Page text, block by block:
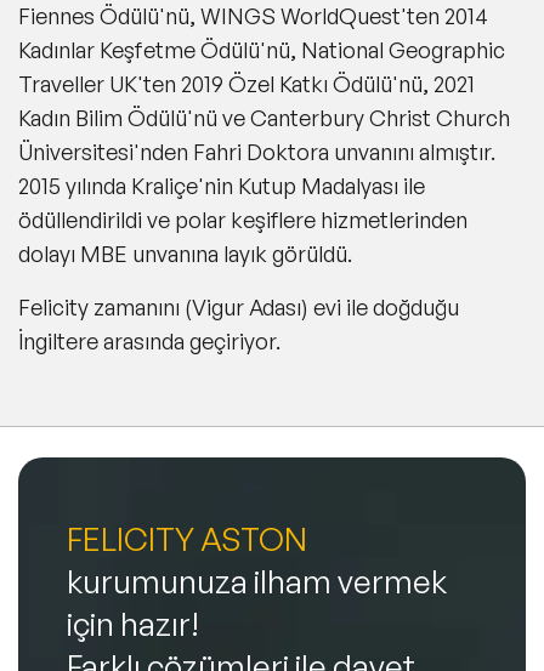
Fiennes Ödülü'nü, WINGS WorldQuest'ten 2014
Kadınlar Keşfetme Ödülü'nü, National Geographic
Traveller UK'ten 2019 Özel Katkı Ödülü'nü, 2021
Kadın Bilim Ödülü'nü ve Canterbury Christ Church
Üniversitesi'nden Fahri Doktora unvanını almıştır.
2015 yılında Kraliçe'nin Kutup Madalyası ile
ödüllendirildi ve polar keşiflere hizmetlerinden
dolayı MBE unvanına layık görüldü.
Felicity zamanını (Vigur Adası) evi ile doğduğu
İngiltere arasında geçiriyor.
FELICITY ASTON
kurumunuza ilham vermek
için hazır!